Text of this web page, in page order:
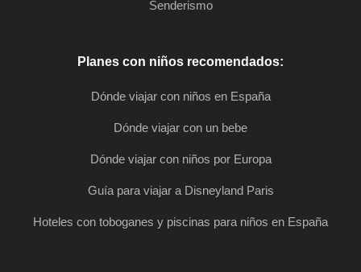
Senderismo
Planes con niños recomendados:
Dónde viajar con niños en España
Dónde viajar con un bebe
Dónde viajar con niños por Europa
Guía para viajar a Disneyland Paris
Hoteles con toboganes y piscinas para niños en España